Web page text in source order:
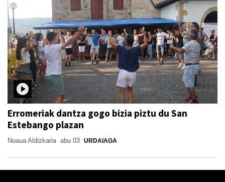
Erromeriak dantza gogo bizia piztu du San
Estebango plazan
Noaua Aldizkaria abu 03 URDAIAGA